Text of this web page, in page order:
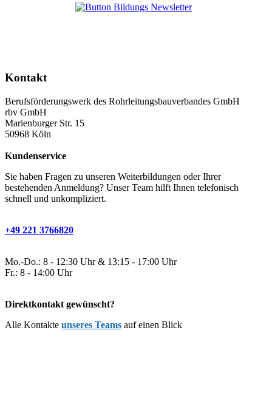
Kontakt
Berufsförderungswerk des Rohrleitungsbauverbandes GmbH
rbv GmbH
Marienburger Str. 15
50968 Köln
Kundenservice
Sie haben Fragen zu unseren Weiterbildungen oder Ihrer
bestehenden Anmeldung? Unser Team hilft Ihnen telefonisch
schnell und unkompliziert.
+49 221 3766820
Mo.-Do.: 8 - 12:30 Uhr & 13:15 - 17:00 Uhr
Fr.: 8 - 14:00 Uhr
Direktkontakt gewünscht?
Alle Kontakte unseres Teams auf einen Blick